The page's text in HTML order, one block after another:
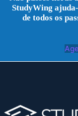
StudyWing
de todos os